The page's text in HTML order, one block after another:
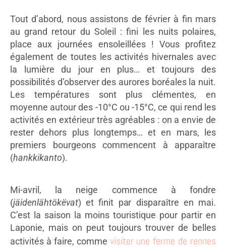
Tout d’abord, nous assistons de février à fin mars
au grand retour du Soleil : fini les nuits polaires,
place aux journées ensoleillées ! Vous profitez
également de toutes les activités hivernales avec
la lumière du jour en plus… et toujours des
possibilités d’observer des aurores boréales la nuit.
Les températures sont plus clémentes, en
moyenne autour des -10°C ou -15°C, ce qui rend les
activités en extérieur très agréables : on a envie de
rester dehors plus longtemps… et en mars, les
premiers bourgeons commencent à apparaître
(hankkikanto).
Mi-avril, la neige commence à fondre
(jäidenlähtökëvat) et finit par disparaître en mai.
C’est la saison la moins touristique pour partir en
Laponie, mais on peut toujours trouver de belles
activités à faire, comme visiter une ferme de rennes